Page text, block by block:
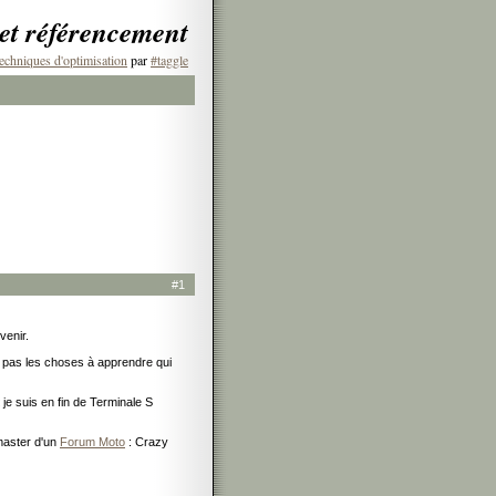
référencement
d'optimisation par#taggle
#1
les choses à apprendre qui
suis en fin de Terminale S
d'un Forum Moto : Crazy